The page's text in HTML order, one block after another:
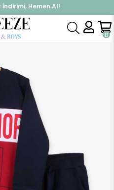
Hemen Al!
Kap, Hemen Üye Ol!
0
Eşofman Takımı Erkek Çocuk Eşofman Takımı Baskılı Lacivert (8-10 Yaş)